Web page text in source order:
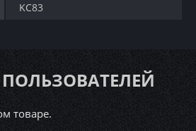
KC83
товаре.